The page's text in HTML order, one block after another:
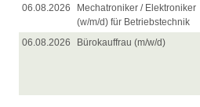
06.08.2026
Mechatroniker / Elektroniker
(w/m/d) für Betriebstechnik
06.08.2026 Bürokauffrau (m/w/d)